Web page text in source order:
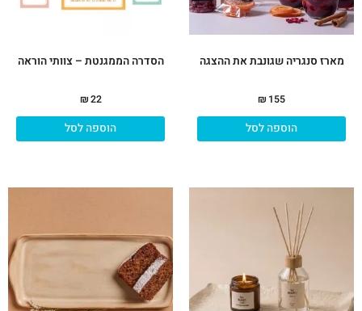
מארז סנגריה שגונבת את ההצגה
₪ 155
הוספה לסל
הסדרה הממגנטת – צוותי הוראה
₪22
הוספה לסל